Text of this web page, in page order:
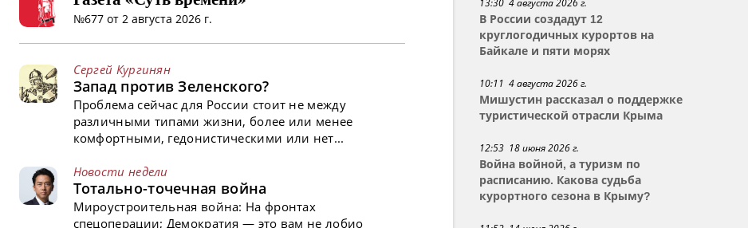
13:30 4 августа 2026 г.
В России создадут 12
круглогодичных курортов на
Байкале и пяти морях
10:11 4 августа 2026 г.
Мишустин рассказал о поддержке
туристической отрасли Крыма
12:53 18 июня 2026 г.
Война войной, а туризм по
расписанию. Какова судьба
курортного сезона в Крыму?
№677 от 2 августа 2026 г.
Сергей Кургинян
Запад против Зеленского?
Проблема сейчас для России стоит не между
различными типами жизни, более или менее
комфортными, гедонистическими или нет...
Новости недели
Тотально-точечная война
Мироустроительная война: На фронтах
спецоперации; Демократия — это вам не лобио